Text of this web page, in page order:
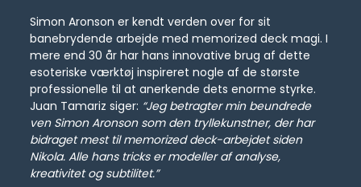
Simon Aronson er kendt verden over for sit
banebrydende arbejde med memorized deck magi. I
mere end 30 år har hans innovative brug af dette
esoteriske værktøj inspireret nogle af de største
professionelle til at anerkende dets enorme styrke.
Juan Tamariz siger: “Jeg betragter min beundrede
ven Simon Aronson som den tryllekunstner, der har
bidraget mest til memorized deck-arbejdet siden
Nikola. Alle hans tricks er modeller af analyse,
kreativitet og subtilitet.”